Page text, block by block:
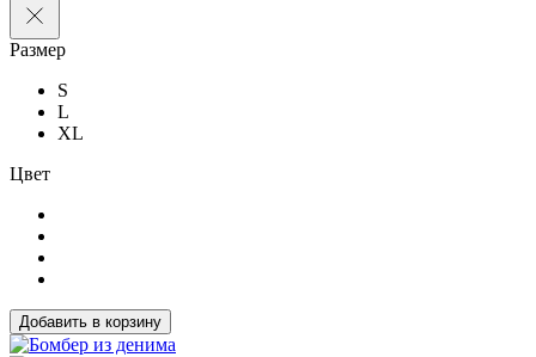
Размер
S
L
XL
Цвет
Добавить в корзину